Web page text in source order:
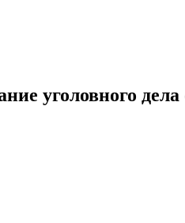
уголовного